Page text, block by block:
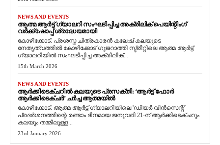
NEWS AND EVENTS
ആത്മ ആർട്ട് ഗ്യാലറി സംഘടിപ്പിച്ച അക്രിലിക് പെയിന്റിംഗ്
വർക്ക്‌ഷോപ്പ് ശ്രദ്ധേയമായി
കോഴിക്കോട്: പ്രശസ്ത ചിത്രകാരൻ കലേഷ് കലയുടെ
നേതൃത്വത്തിൽ കോഴിക്കോട് ഗുജറാത്തി സ്ട്രീറ്റിലെ ആത്മ ആർട്ട്
ഗ്യാലറിയിൽ സംഘടിപ്പിച്ച അക്രിലിക്...
15th March 2026
NEWS AND EVENTS
ആർക്കിടെക്ചറിൽ കലയുടെ പ്രസക്തി: ‘ആർട്ട് ഫോർ
ആർക്കിടെക്ചർ’ ചർച്ച ആത്മയിൽ
​കോഴിക്കോട്: ആത്മ ആർട്ട് ഗ്യാലറിയിലെ 'ഡിയർ വിൻസെന്റ്'
പ്രദർശനത്തിന്റെ രണ്ടാം ദിനമായ ജനുവരി 21-ന് ആർക്കിടെക്ചറും
കലയും തമ്മിലുള്ള...
23rd January 2026